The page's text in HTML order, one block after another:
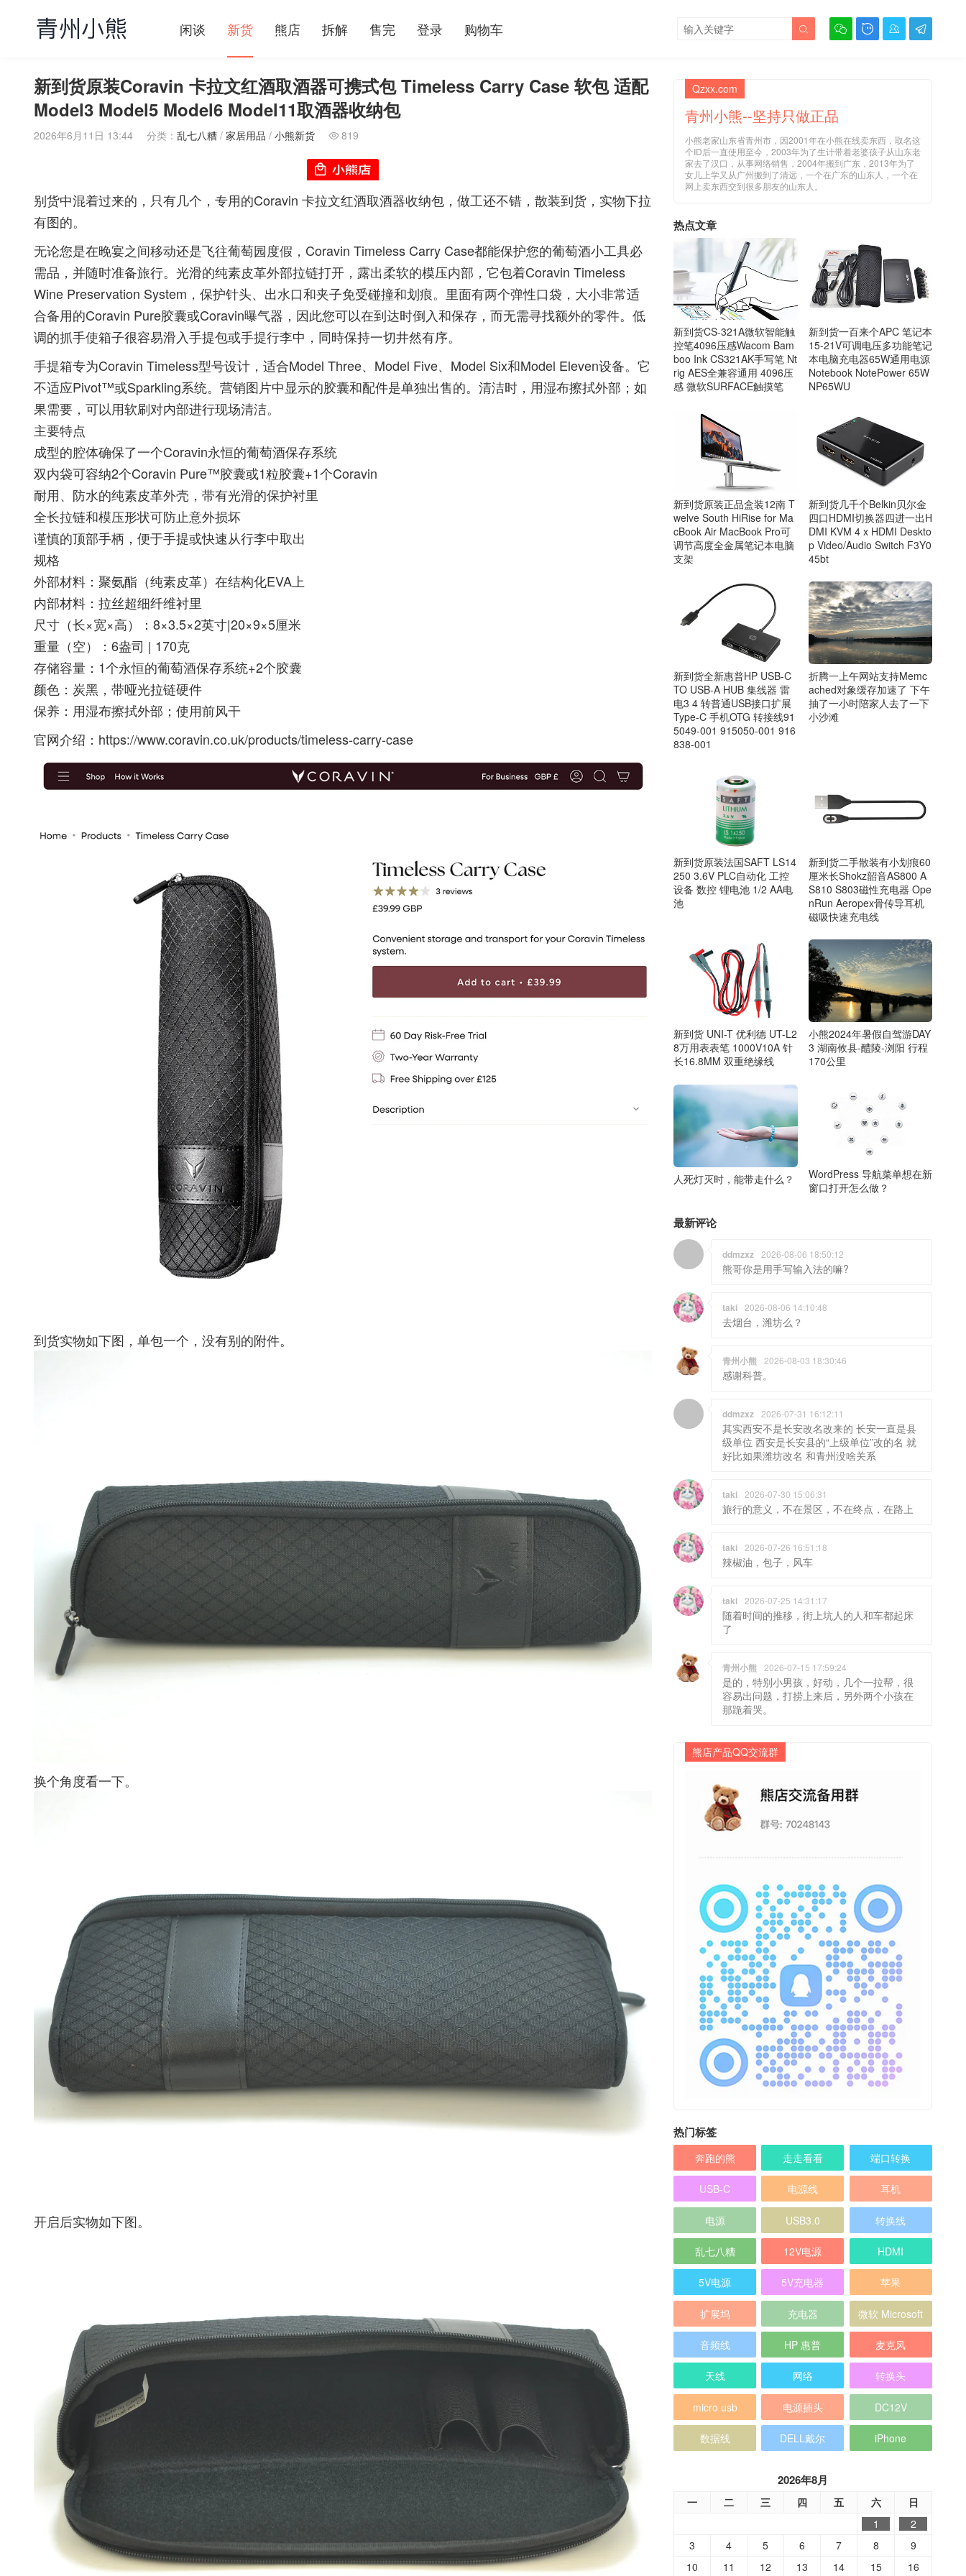
闲谈 新货 熊店 拆解 售完 登录 购物车    

新到货原装Coravin 卡拉文红酒取酒器可携式包 Timeless Carry Case 软包 适配
Model3 Model5 Model6 Model11取酒器收纳包
2026年6月11日 13:44 分类： 乱七八糟 / 家居用品 / 小熊新货  819
别货中混着过来的，只有几个，专用的Coravin 卡拉文红酒取酒器收纳包，做工还不错，散装到货，实物下拉
有图的。
无论您是在晚宴之间移动还是飞往葡萄园度假，Coravin Timeless Carry Case都能保护您的葡萄酒小工具必
需品，并随时准备旅行。光滑的纯素皮革外部拉链打开，露出柔软的模压内部，它包着Coravin Timeless
Wine Preservation System，保护针头、出水口和夹子免受碰撞和划痕。里面有两个弹性口袋，大小非常适
合备用的Coravin Pure胶囊或Coravin曝气器，因此您可以在到达时倒入和保存，而无需寻找额外的零件。低
调的抓手使箱子很容易滑入手提包或手提行李中，同時保持一切井然有序。
手提箱专为Coravin Timeless型号设计，适合Model Three、Model Five、Model Six和Model Eleven设备。它
不适应Pivot™或Sparkling系统。营销图片中显示的胶囊和配件是单独出售的。清洁时，用湿布擦拭外部；如
果需要，可以用软刷对内部进行现场清洁。
主要特点
成型的腔体确保了一个Coravin永恒的葡萄酒保存系统
双内袋可容纳2个Coravin Pure™胶囊或1粒胶囊+1个Coravin
耐用、防水的纯素皮革外壳，带有光滑的保护衬里
全长拉链和模压形状可防止意外损坏
谨慎的顶部手柄，便于手提或快速从行李中取出
规格
外部材料：聚氨酯（纯素皮革）在结构化EVA上
内部材料：拉丝超细纤维衬里
尺寸（长×宽×高）：8×3.5×2英寸|20×9×5厘米
重量（空）：6盎司 | 170克
存储容量：1个永恒的葡萄酒保存系统+2个胶囊
颜色：炭黑，带哑光拉链硬件
保养：用湿布擦拭外部；使用前风干
官网介绍： https://www.coravin.co.uk/products/timeless-carry-case
到货实物如下图，单包一个，没有别的附件。
换个角度看一下。
开启后实物如下图。
Qzxx.com
青州小熊--坚持只做正品
小熊老家山东省青州市，因2001年在小熊在线卖东西，取名这
个ID后一直使用至今，2003年为了生计带着老婆孩子从山东老
家去了汉口，从事网络销售，2004年搬到广东，2013年为了
女儿上学又从广州搬到了清远，一个在广东的山东人，一个在
网上卖东西交到很多朋友的山东人。
热点文章
新到货CS-321A微软智能触
控笔4096压感Wacom Bam
boo Ink CS321AK手写笔 Nt
rig AES全兼容通用 4096压
感 微软SURFACE触摸笔
新到货一百来个APC 笔记本
15-21V可调电压多功能笔记
本电脑充电器65W通用电源
Notebook NotePower 65W
NP65WU
新到货原装正品盒装12南 T
welve South HiRise for Ma
cBook Air MacBook Pro可
调节高度全金属笔记本电脑
支架
新到货几千个Belkin贝尔金
四口HDMI切换器四进一出H
DMI KVM 4 x HDMI Deskto
p Video/Audio Switch F3Y0
45bt
新到货全新惠普HP USB-C
TO USB-A HUB 集线器 雷
电3 4 转普通USB接口扩展
Type-C 手机OTG 转接线91
5049-001 915050-001 916
838-001
折腾一上午网站支持Memc
ached对象缓存加速了 下午
抽了一小时陪家人去了一下
小沙滩
新到货原装法国SAFT LS14
250 3.6V PLC自动化 工控
设备 数控 锂电池 1/2 AA电
池
新到货二手散装有小划痕60
厘米长Shokz韶音AS800 A
S810 S803磁性充电器 Ope
nRun Aeropex骨传导耳机
磁吸快速充电线
新到货 UNI-T 优利德 UT-L2
8万用表表笔 1000V10A 针
长16.8MM 双重绝缘线
小熊2024年暑假自驾游DAY
3 湖南攸县-醴陵-浏阳 行程
170公里
人死灯灭时，能带走什么？
WordPress 导航菜单想在新
窗口打开怎么做？
最新评论
ddmzxz 2026-08-06 18:50:12
熊哥你是用手写输入法的嘛?
taki 2026-08-06 14:10:48
去烟台，潍坊么？
青州小熊 2026-08-03 18:30:46
感谢科普。
ddmzxz 2026-07-31 16:12:11
其实西安不是长安改名改来的 长安一直是县
级单位 西安是长安县的“上级单位”改的名 就
好比如果潍坊改名 和青州没啥关系
taki 2026-07-30 15:06:31
旅行的意义，不在景区，不在终点，在路上
taki 2026-07-26 16:51:18
辣椒油，包子，风车
taki 2026-07-25 14:31:17
随着时间的推移，街上坑人的人和车都起床
了
青州小熊 2026-07-15 17:59:24
是的，特别小男孩，好动，几个一拉帮，很
容易出问题，打捞上来后，另外两个小孩在
那跪着哭。
熊店产品QQ交流群
热门标签
奔跑的熊 走走看看 端口转换
USB-C 电源线 耳机
电源 USB3.0 转换线
乱七八糟 12V电源 HDMI
5V电源 5V充电器 苹果
扩展坞 充电器 微软 Microsoft
音频线 HP 惠普 麦克风
天线 网络 转换头
micro usb 电源插头 DC12V
数据线 DELL戴尔 iPhone
2026年8月
一 二 三 四 五 六
日
1
2
3
4 5 6 7 8
9
10
11 12 13 14 15 16